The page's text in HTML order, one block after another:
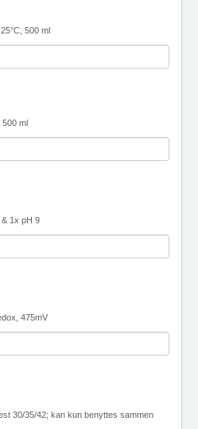
25°C, 500 ml
, 500 ml
& 1x pH 9
475mV
30/35/42; kan kun benyttes sammen